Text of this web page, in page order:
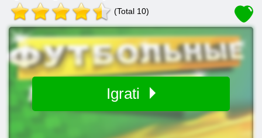
(Total 10)
Igrati